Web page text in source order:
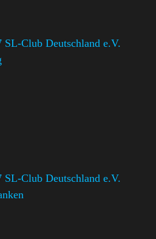
SL-Club Deutschland e.V.
SL-Club Deutschland e.V.